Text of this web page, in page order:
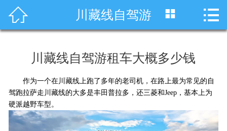
 首页
川藏线租车
旅游租车
服务项目
 川藏线自驾游  
川藏线自驾游租车大概多少钱
作为一个在川藏线上跑了多年的老司机，在路上最为常见的自
驾跑拉萨走川藏线的大多是丰田普拉多，还三菱和Jeep，基本上为
硬派越野车型。